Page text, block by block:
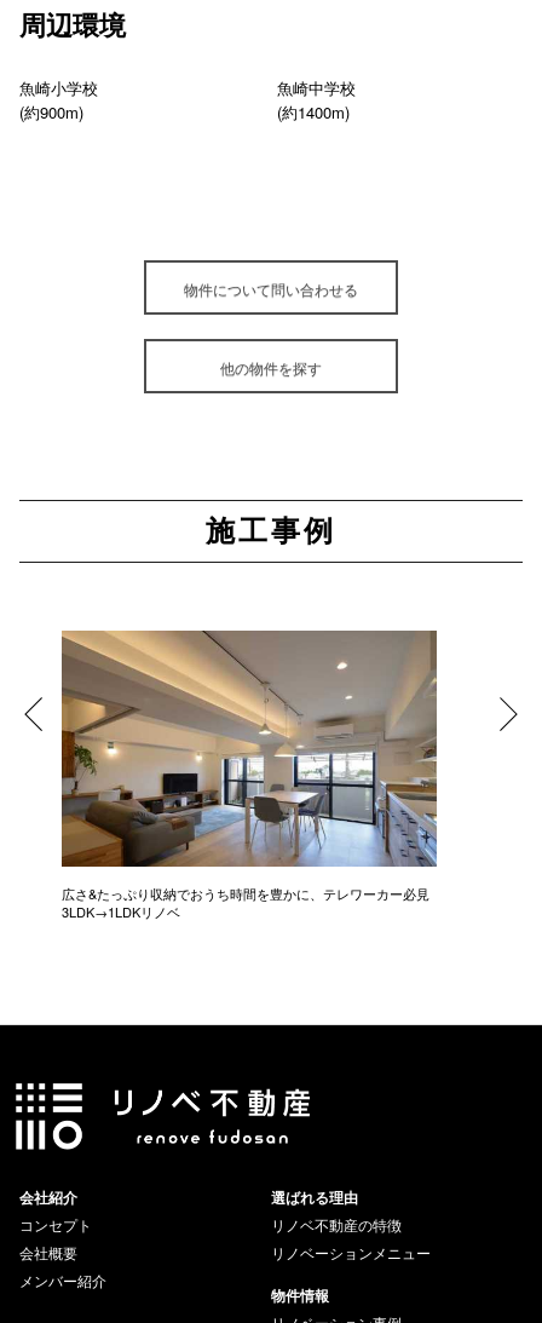
周辺環境
魚崎小学校
(約900m)
魚崎中学校
(約1400m)
物件について問い合わせる
他の物件を探す
施工事例
広さ&たっぷり収納でおうち時間を豊かに、テレワーカー必見
3LDK→1LDKリノベ
会社紹介
コンセプト
会社概要
メンバー紹介
選ばれる理由
リノベ不動産の特徴
リノベーションメニュー
物件情報